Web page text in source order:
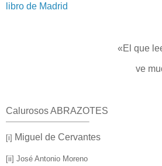
libro de Madrid
«El que
ve
Calurosos ABRAZOTES
[i] Miguel de Cervantes
[ii] José Antonio Moreno